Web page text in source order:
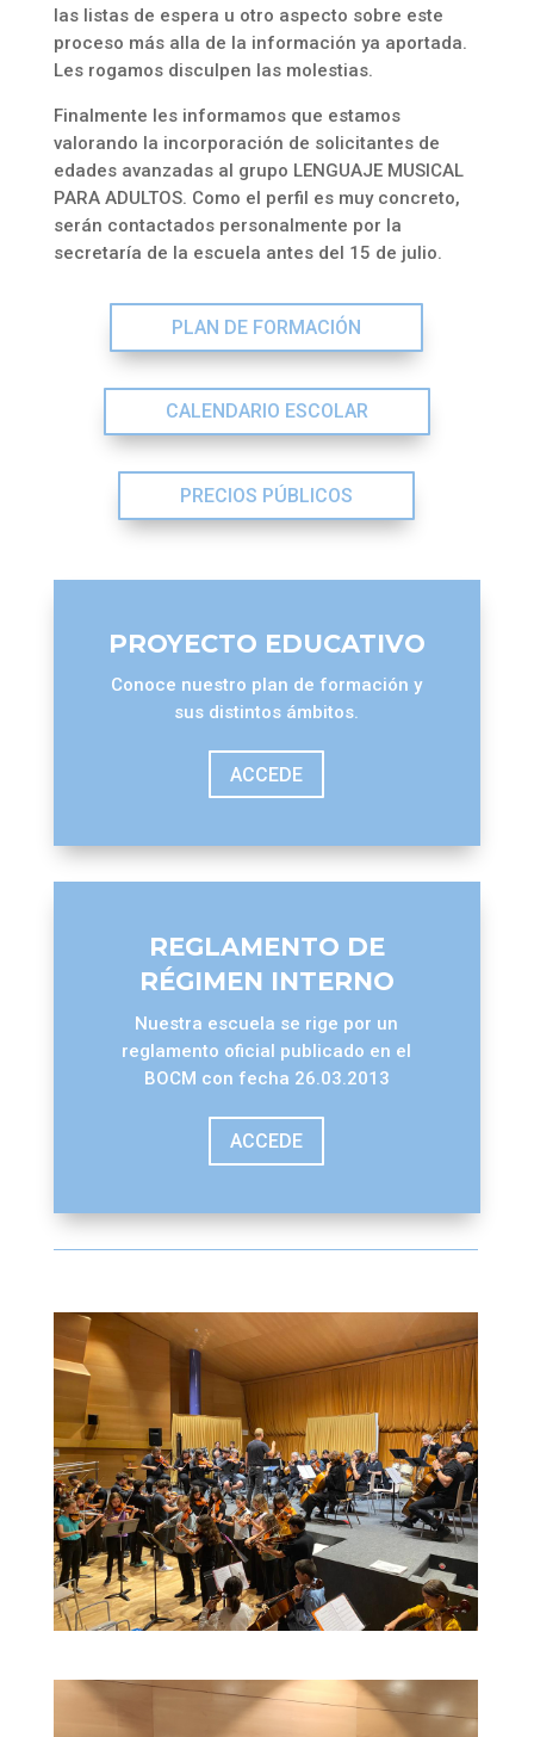
las listas de espera u otro aspecto sobre este
proceso más alla de la información ya aportada.
Les rogamos disculpen las molestias.
Finalmente les informamos que estamos
valorando la incorporación de solicitantes de
edades avanzadas al grupo LENGUAJE MUSICAL
PARA ADULTOS. Como el perfil es muy concreto,
serán contactados personalmente por la
secretaría de la escuela antes del 15 de julio.
PLAN DE FORMACIÓN
CALENDARIO ESCOLAR
PRECIOS PÚBLICOS
PROYECTO EDUCATIVO
Conoce nuestro plan de formación y
sus distintos ámbitos.
ACCEDE
REGLAMENTO DE
RÉGIMEN INTERNO
Nuestra escuela se rige por un
reglamento oficial publicado en el
BOCM con fecha 26.03.2013
ACCEDE